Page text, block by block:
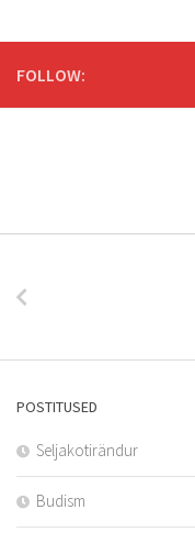
FOLLOW:
POSTITUSED
Seljakotirändur
Budism